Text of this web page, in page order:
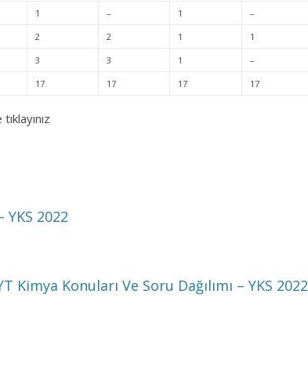
1 – 1
–
2 2 1
1
3 3 1
–
17 17 17 17
YKS 2022
Kimya Konuları Ve Soru Dağılımı – YKS 2022